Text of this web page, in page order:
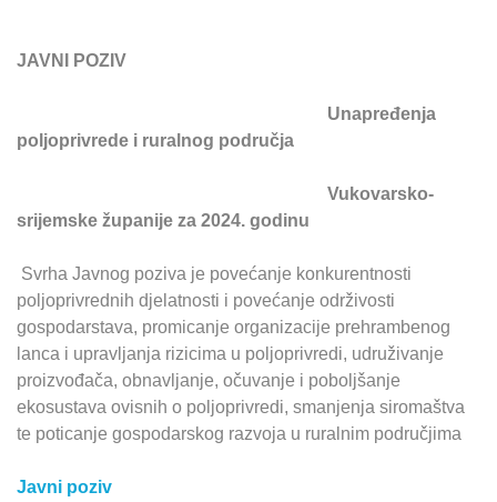
JAVNI POZIV
Unapređenja
poljoprivrede i ruralnog područja
Vukovarsko-
srijemske županije za 2024. godinu
Svrha Javnog poziva je povećanje konkurentnosti
poljoprivrednih djelatnosti i povećanje održivosti
gospodarstava, promicanje organizacije prehrambenog
lanca i upravljanja rizicima u poljoprivredi, udruživanje
proizvođača, obnavljanje, očuvanje i poboljšanje
ekosustava ovisnih o poljoprivredi, smanjenja siromaštva
te poticanje gospodarskog razvoja u ruralnim područjima
Javni poziv